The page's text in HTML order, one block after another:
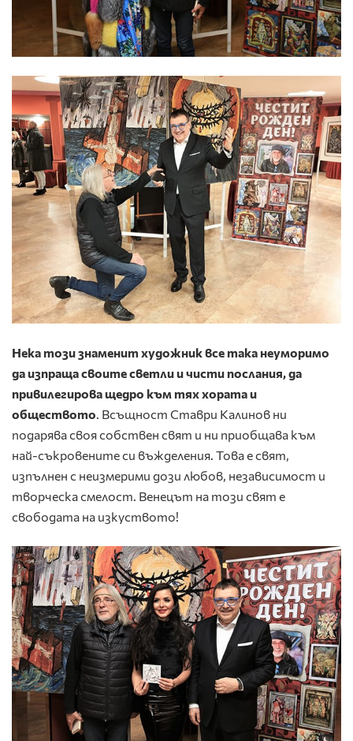
Нека този знаменит художник все така неуморимо
да изпраща своите светли и чисти послания, да
привилегирова щедро към тях хората и
обществото. Всъщност Ставри Калинов ни
подарява своя собствен свят и ни приобщава към
най-съкровените си въжделения. Това е свят,
изпълнен с неизмерими дози любов, независимост и
творческа смелост. Венецът на този свят е
свободата на изкуството!